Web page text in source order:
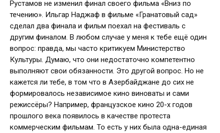
Рустамов не изменил финал своего фильма «Вниз по
течению». Ильгар Наджаф в фильме «Гранатовый сад»
сделал два финала и фильм поехал на фестиваль с
другим финалом. В любом случае у меня к тебе ещё один
вопрос: правда, мы часто критикуем Министерство
Культуры. Думаю, что они недостаточно компетентно
выполняют свои обязанности. Это другой вопрос. Но не
кажется ли тебе, в том что в Азербайджане до сих не
формировалось независимое кино виноваты и сами
режиссёры? Например, французское кино 20-х годов
прошлого века появилось в качестве протеста
коммерческим фильмам. То есть у них была одна-единая